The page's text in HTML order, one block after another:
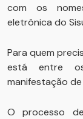
com os
eletrônica do
Para quem
está entre
manifestação
O processo